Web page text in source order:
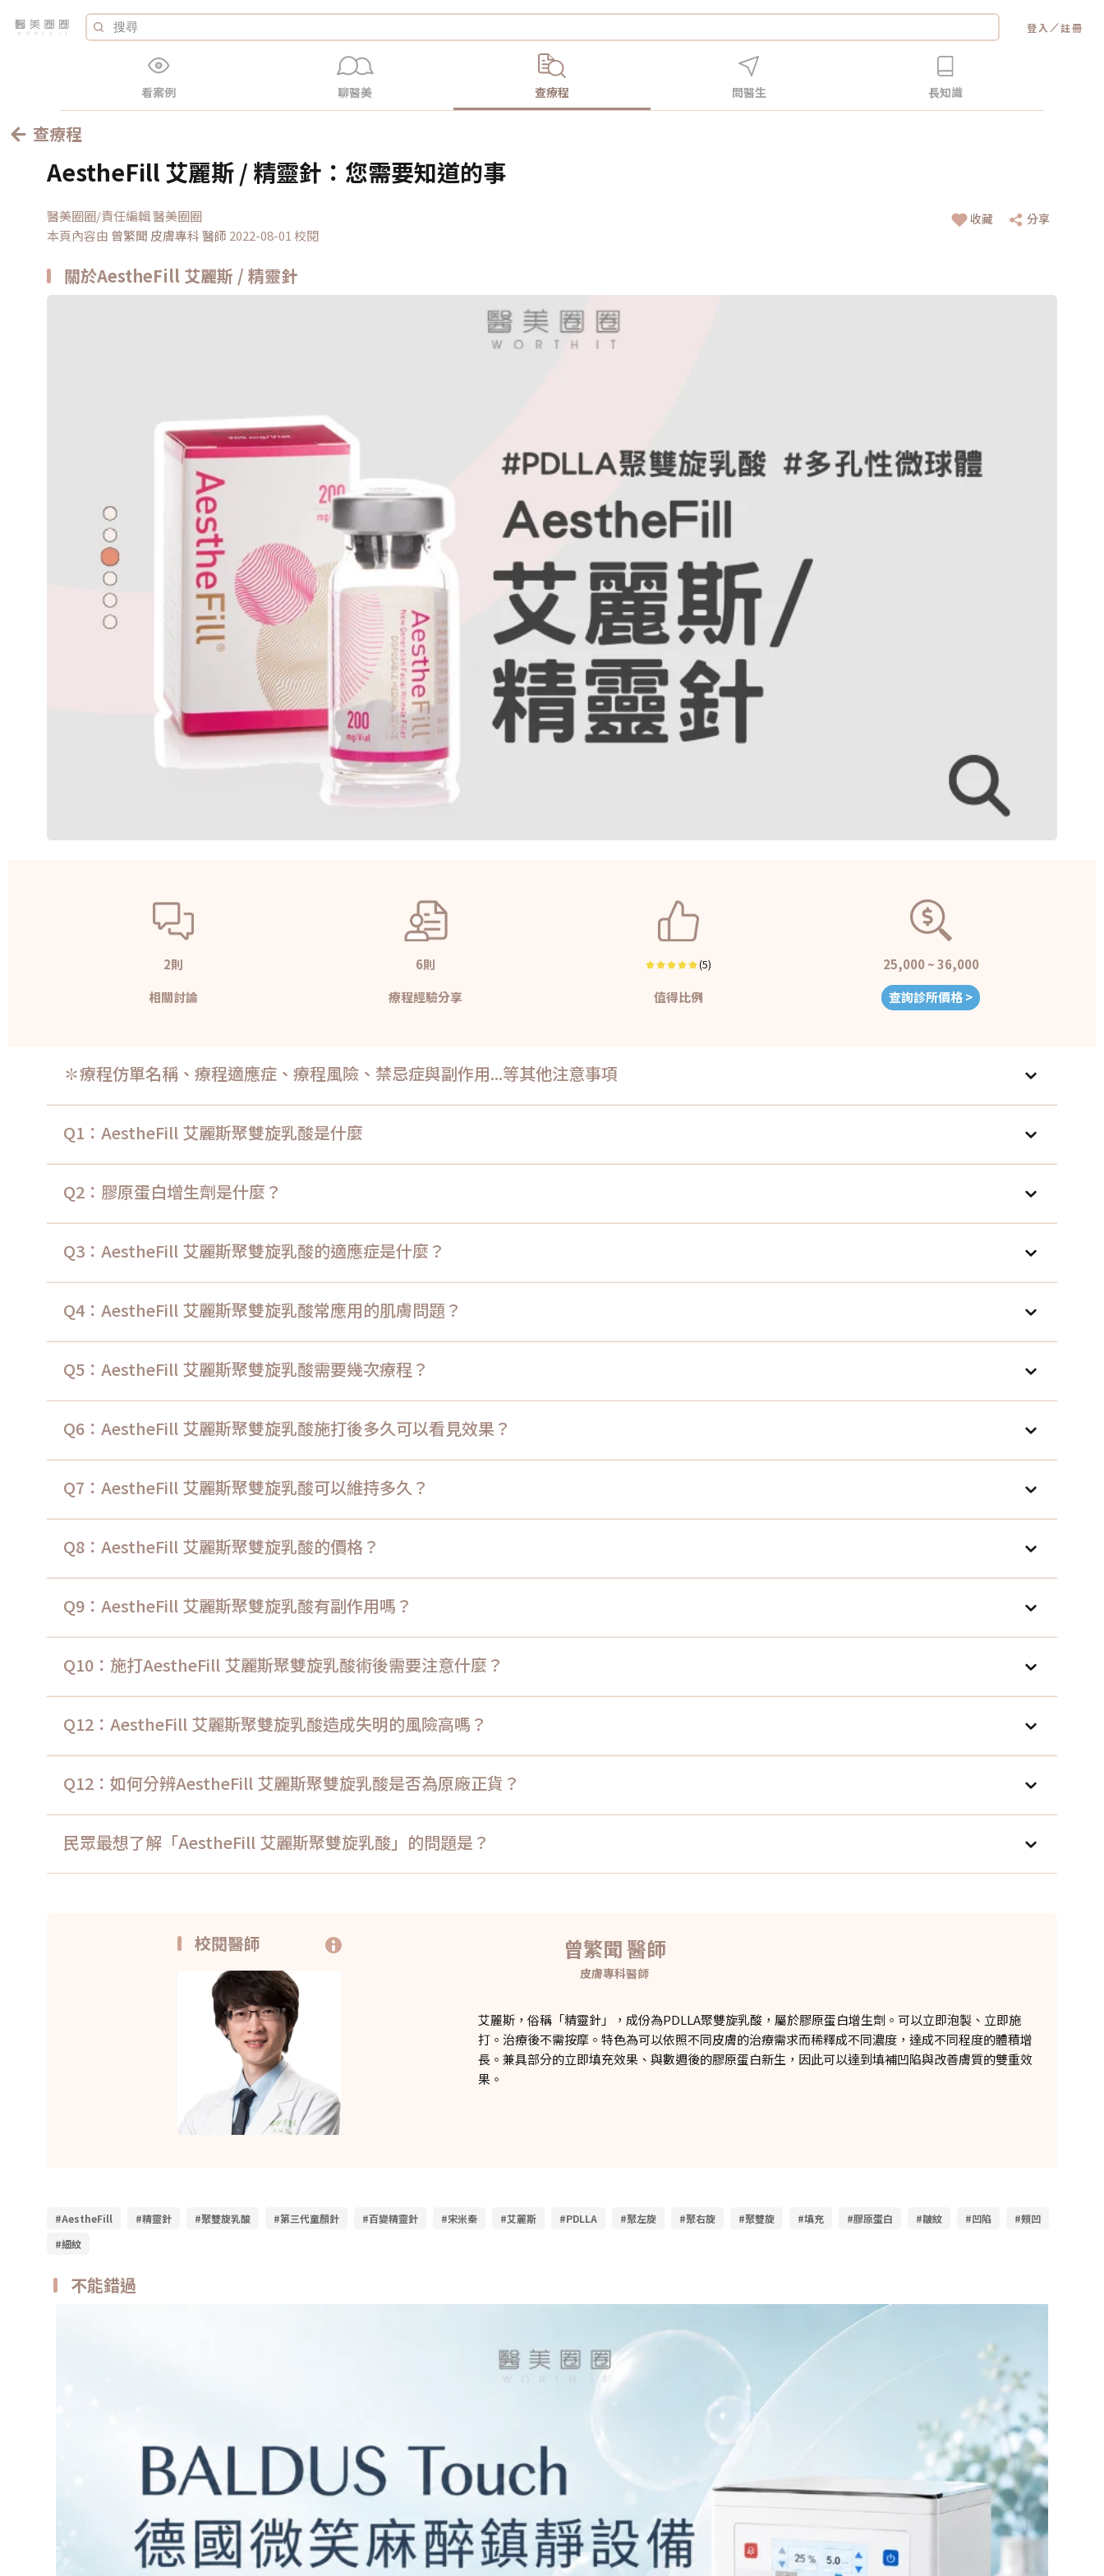
登入 ／註冊
看案例 聊醫美 查療程 問醫生 長知識
查療程
AestheFill 艾麗斯 / 精靈針：您需要知道的事
醫美圈圈/責任編輯 醫美圈圈
本頁內容由 曾繁聞 皮膚專科醫師 2022-08-01 校閱
收藏 分享
關於AestheFill 艾麗斯 / 精靈針
2則
相關討論
6則
療程經驗分享
(5)
值得比例
25,000 ~ 36,000
查詢診所價格 >
✽療程仿單名稱、療程適應症、療程風險、禁忌症與副作用...等其他注意事項
Q1：AestheFill 艾麗斯聚雙旋乳酸是什麼
Q2：膠原蛋白增生劑是什麼？
Q3：AestheFill 艾麗斯聚雙旋乳酸的適應症是什麼？
Q4：AestheFill 艾麗斯聚雙旋乳酸常應用的肌膚問題？
Q5：AestheFill 艾麗斯聚雙旋乳酸需要幾次療程？
Q6：AestheFill 艾麗斯聚雙旋乳酸施打後多久可以看見效果？
Q7：AestheFill 艾麗斯聚雙旋乳酸可以維持多久？
Q8：AestheFill 艾麗斯聚雙旋乳酸的價格？
Q9：AestheFill 艾麗斯聚雙旋乳酸有副作用嗎？
Q10：施打AestheFill 艾麗斯聚雙旋乳酸術後需要注意什麼？
Q12：AestheFill 艾麗斯聚雙旋乳酸造成失明的風險高嗎？
Q12：如何分辨AestheFill 艾麗斯聚雙旋乳酸是否為原廠正貨？
民眾最想了解「AestheFill 艾麗斯聚雙旋乳酸」的問題是？
校閱醫師 曾繁聞 醫師
皮膚專科醫師
艾麗斯，俗稱「精靈針」，成份為PDLLA聚雙旋乳酸，屬於膠原蛋白增生劑。可以立即泡製、立即施
打。治療後不需按摩。特色為可以依照不同皮膚的治療需求而稀釋成不同濃度，達成不同程度的體積增
長。兼具部分的立即填充效果、與數週後的膠原蛋白新生，因此可以達到填補凹陷與改善膚質的雙重效
果。
#AestheFill #精靈針 #聚雙旋乳酸 #第三代童顏針 #百變精靈針 #宋米秦 #艾麗斯 #PDLLA #聚左旋 #聚右旋 #聚雙旋 #填充 #膠原蛋白 #皺紋 #凹陷
#頰凹
#細紋
不能錯過